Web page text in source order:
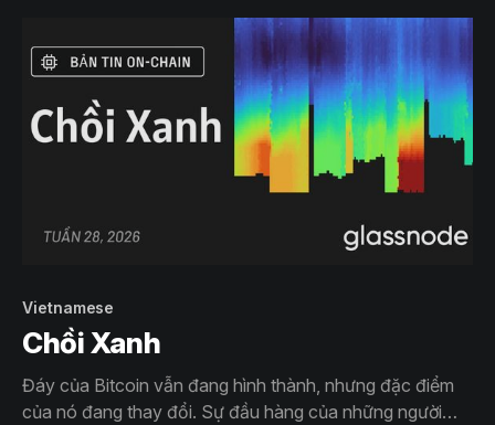
thế có còn mở rộng hay không
Vietnamese
Chồi Xanh
Đáy của Bitcoin vẫn đang hình thành, nhưng đặc điểm
của nó đang thay đổi. Sự đầu hàng của những người